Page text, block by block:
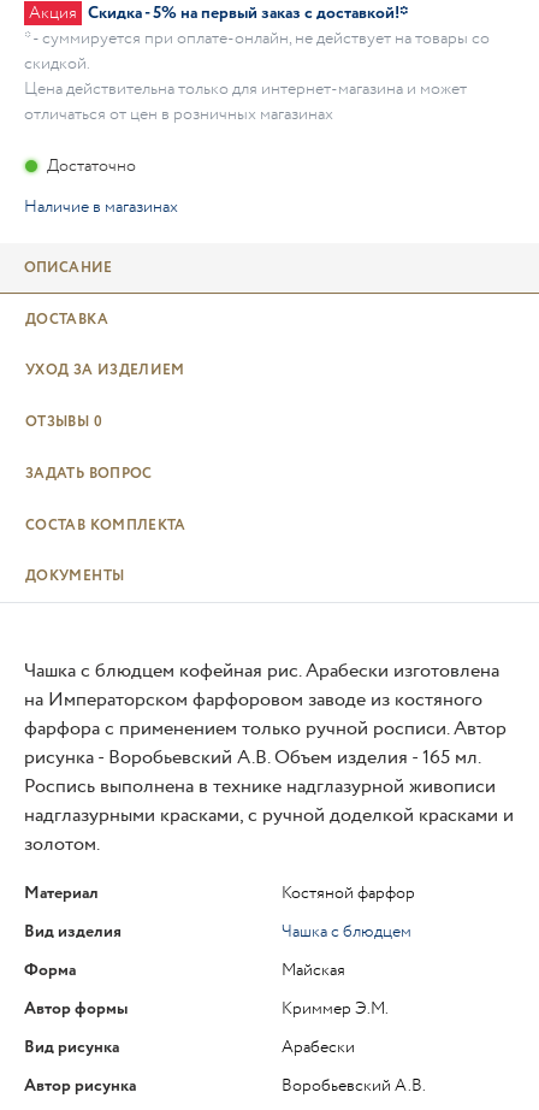
Акция Скидка - 5% на первый заказ с доставкой!*
* - суммируется при оплате-онлайн, не действует на товары со
скидкой.
Цена действительна только для интернет-магазина и может
отличаться от цен в розничных магазинах
Достаточно
Наличие в магазинах
ОПИСАНИЕ
ДОСТАВКА
УХОД ЗА ИЗДЕЛИЕМ
ОТЗЫВЫ 0
ЗАДАТЬ ВОПРОС
СОСТАВ КОМПЛЕКТА
ДОКУМЕНТЫ
Чашка с блюдцем кофейная рис. Арабески изготовлена
на Императорском фарфоровом заводе из костяного
фарфора с применением только ручной росписи. Автор
рисунка - Воробьевский А.В. Объем изделия - 165 мл.
Роспись выполнена в технике надглазурной живописи
надглазурными красками, с ручной доделкой красками и
золотом.
Материал
Костяной фарфор
Вид изделия
Чашка с блюдцем
Форма
Майская
Автор формы
Криммер Э.М.
Вид рисунка
Арабески
Автор рисунка
Воробьевский А.В.